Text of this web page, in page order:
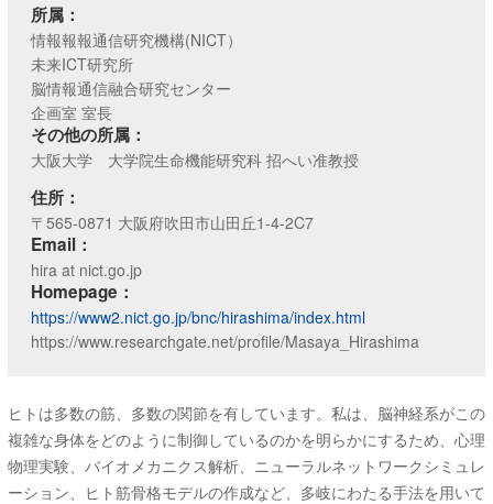
所属：
情報報報通信研究機構(NICT）
未来ICT研究所
脳情報通信融合研究センター
企画室 室長
その他の所属：
大阪大学 大学院生命機能研究科 招へい准教授
住所：
〒565-0871 大阪府吹田市山田丘1-4-2C7
Email：
hira at nict.go.jp
Homepage：
https://www2.nict.go.jp/bnc/hirashima/index.html
https://www.researchgate.net/profile/Masaya_Hirashima
ヒトは多数の筋、多数の関節を有しています。私は、脳神経系がこの
複雑な身体をどのように制御しているのかを明らかにするため、心理
物理実験、バイオメカニクス解析、ニューラルネットワークシミュレ
ーション、ヒト筋骨格モデルの作成など、多岐にわたる手法を用いて